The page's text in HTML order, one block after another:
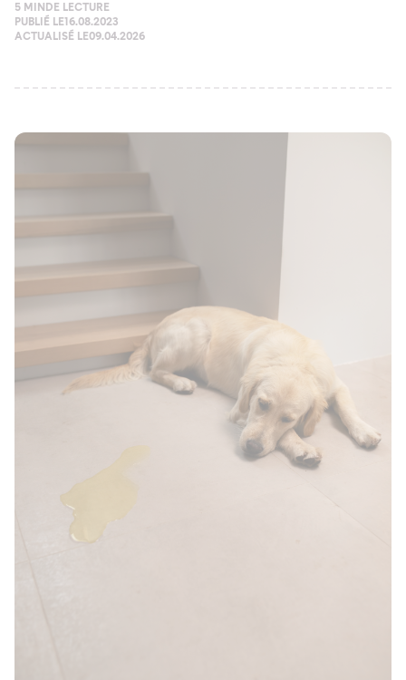
5 MIN DE LECTURE
PUBLIÉ LE16.08.2023
ACTUALISÉ LE09.04.2026